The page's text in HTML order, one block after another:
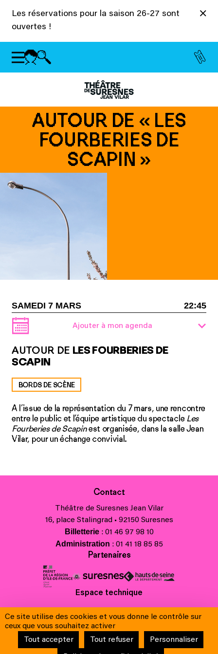
Les réservations pour la saison 26-27 sont
ouvertes !
AUTOUR DE « LES
FOURBERIES DE
SCAPIN »
SAMEDI 7 MARS 22:45
Ajouter à mon agenda
AUTOUR DE LES FOURBERIES DE
SCAPIN
BORDS DE SCÈNE
A l’issue de la représentation du 7 mars, une rencontre
entre le public et l’équipe artistique du spectacle Les
Fourberies de Scapinest organisée, dans la salle Jean
Vilar, pour un échange convivial.
Contact
Théâtre de Suresnes Jean Vilar
16, place Stalingrad • 92150 Suresnes
Billetterie: 01 46 97 98 10
Administration : 01 41 18 85 85
Partenaires
Espace technique
Contacts
Crédits
Mentions légales & Charte de protection des données
Conditions générales de vente
Ce site utilise des cookies et vous donne le contrôle sur
ceux que vous souhaitez activer
Tout accepter
Tout refuser Personnaliser